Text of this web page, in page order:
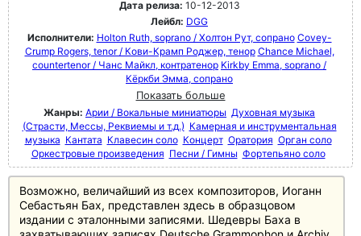
Дата релиза: 10-12-2013
Лейбл: DGG
Исполнители: Holton Ruth, soprano / Холтон Рут, сопрано Covey-
Crump Rogers, tenor / Кови-Крамп Роджер, тенор Chance Michael,
countertenor / Чанс Майкл, контратенор Kirkby Emma, soprano /
Кёркби Эмма, сопрано
Показать больше
Жанры: Арии / Вокальные миниатюры Духовная музыка
(Страсти, Мессы, Реквиемы и т.д.) Камерная и инструментальная
музыка Кантата Клавесин соло Концерт Оратория Орган соло
Оркестровые произведения Песни / Гимны Фортепьяно соло
Возможно, величайший из всех композиторов, Иоганн
Себастьян Бах, представлен здесь в образцовом
издании с эталонными записями. Шедевры Баха в